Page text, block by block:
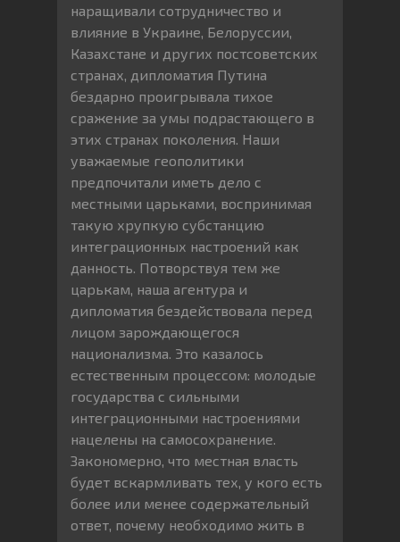
наращивали сотрудничество и
влияние в Украине, Белоруссии,
Казахстане и других постсоветских
странах, дипломатия Путина
бездарно проигрывала тихое
сражение за умы подрастающего в
этих странах поколения. Наши
уважаемые геополитики
предпочитали иметь дело с
местными царьками, воспринимая
такую хрупкую субстанцию
интеграционных настроений как
данность. Потворствуя тем же
царькам, наша агентура и
дипломатия бездействовала перед
лицом зарождающегося
национализма. Это казалось
естественным процессом: молодые
государства с сильными
интеграционными настроениями
нацелены на самосохранение.
Закономерно, что местная власть
будет вскармливать тех, у кого есть
более или менее содержательный
ответ, почему необходимо жить в